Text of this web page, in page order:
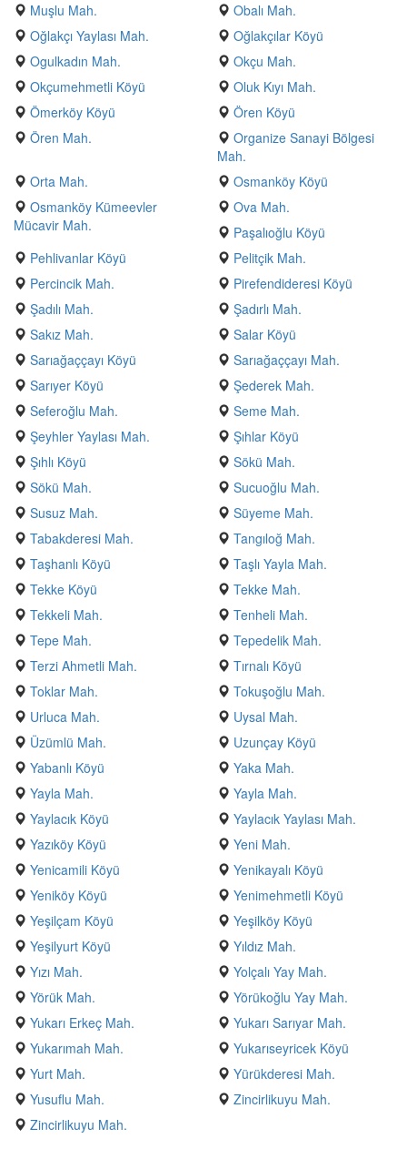
Muşlu Mah.
Obalı Mah.
Oğlakçı Yaylası Mah.
Oğlakçılar Köyü
Ogulkadın Mah.
Okçu Mah.
Okçumehmetli Köyü
Oluk Kıyı Mah.
Ömerköy Köyü
Ören Köyü
Ören Mah.
Organize Sanayi Bölgesi
Mah.
Orta Mah.
Osmanköy Köyü
Osmanköy Kümeevler
Mücavir Mah.
Ova Mah.
Paşalıoğlu Köyü
Pehlivanlar Köyü
Pelitçik Mah.
Percincik Mah.
Pirefendideresi Köyü
Şadılı Mah.
Şadırlı Mah.
Sakız Mah.
Salar Köyü
Sarıağaççayı Köyü
Sarıağaççayı Mah.
Sarıyer Köyü
Şederek Mah.
Seferoğlu Mah.
Seme Mah.
Şeyhler Yaylası Mah.
Şıhlar Köyü
Şıhlı Köyü
Sökü Mah.
Sökü Mah.
Sucuoğlu Mah.
Susuz Mah.
Süyeme Mah.
Tabakderesi Mah.
Tangıloğ Mah.
Taşhanlı Köyü
Taşlı Yayla Mah.
Tekke Köyü
Tekke Mah.
Tekkeli Mah.
Tenheli Mah.
Tepe Mah.
Tepedelik Mah.
Terzi Ahmetli Mah.
Tırnalı Köyü
Toklar Mah.
Tokuşoğlu Mah.
Urluca Mah.
Uysal Mah.
Üzümlü Mah.
Uzunçay Köyü
Yabanlı Köyü
Yaka Mah.
Yayla Mah.
Yayla Mah.
Yaylacık Köyü
Yaylacık Yaylası Mah.
Yazıköy Köyü
Yeni Mah.
Yenicamili Köyü
Yenikayalı Köyü
Yeniköy Köyü
Yenimehmetli Köyü
Yeşilçam Köyü
Yeşilköy Köyü
Yeşilyurt Köyü
Yıldız Mah.
Yızı Mah.
Yolçalı Yay Mah.
Yörük Mah.
Yörükoğlu Yay Mah.
Yukarı Erkeç Mah.
Yukarı Sarıyar Mah.
Yukarımah Mah.
Yukarıseyricek Köyü
Yurt Mah.
Yürükderesi Mah.
Yusuflu Mah.
Zincirlikuyu Mah.
Zincirlikuyu Mah.